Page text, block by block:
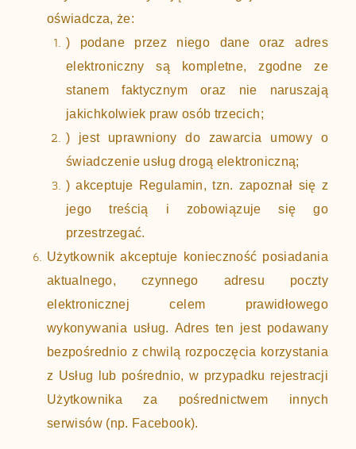
oświadcza, że:
) podane przez niego dane oraz adres
elektroniczny są kompletne, zgodne ze
stanem faktycznym oraz nie naruszają
jakichkolwiek praw osób trzecich;
) jest uprawniony do zawarcia umowy o
świadczenie usług drogą elektroniczną;
) akceptuje Regulamin, tzn. zapoznał się z
jego treścią i zobowiązuje się go
przestrzegać.
Użytkownik akceptuje konieczność posiadania
aktualnego, czynnego adresu poczty
elektronicznej celem prawidłowego
wykonywania usług. Adres ten jest podawany
bezpośrednio z chwilą rozpoczęcia korzystania
z Usług lub pośrednio, w przypadku rejestracji
Użytkownika za pośrednictwem innych
serwisów (np. Facebook).